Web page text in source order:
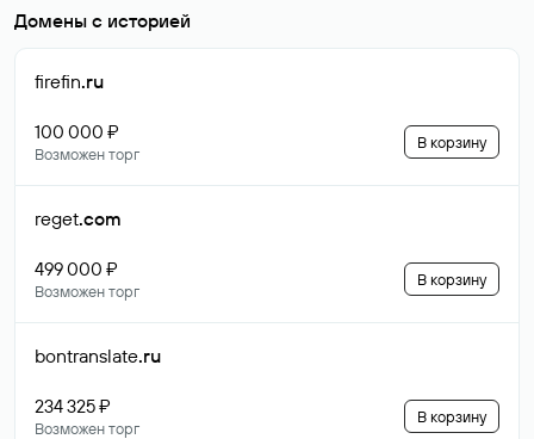
Домены с историей
firefin.ru
100 000 ₽
Возможен торг
В корзину
reget.com
499 000 ₽
Возможен торг
В корзину
bontranslate.ru
234 325 ₽
Возможен торг
В корзину